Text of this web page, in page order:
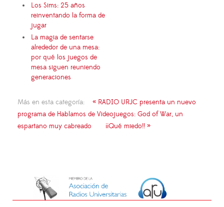
Los Sims: 25 años
reinventando la forma de
jugar
La magia de sentarse
alrededor de una mesa:
por qué los juegos de
mesa siguen reuniendo
generaciones
Más en esta categoría:
« RADIO URJC presenta un nuevo
programa de Hablamos de Videojuegos: God of War, un
espartano muy cabreado
¡¡Qué miedo!! »